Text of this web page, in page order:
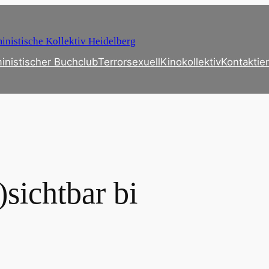
Kollektiv Heidelberg
BuchclubTerrorsexuellKinokollektiv
bi